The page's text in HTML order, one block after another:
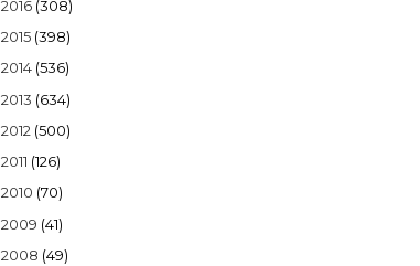
2016 (308)
2015 (398)
2014 (536)
2013 (634)
2012 (500)
2011 (126)
2010 (70)
2009 (41)
2008 (49)